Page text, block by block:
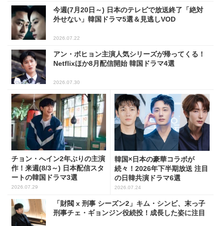
今週(7月20日～) 日本のテレビで放送終了「絶対
外せない」韓国ドラマ5選＆見逃しVOD
2026.07.22
アン・ボヒョン主演人気シリーズが帰ってくる！
Netflixほか8月配信開始 韓国ドラマ4選
2026.07.30
チョン・へイン2年ぶりの主演
作！来週(8/3～) 日本配信スタ
ートの韓国ドラマ3選
2026.07.29
韓国×日本の豪華コラボが
続々！2026年下半期放送 注目
の日韓共演ドラマ6選
2026.07.24
「財閥 x 刑事 シーズン2」キム・シンビ、末っ子
刑事チェ・ギョンジン役続投！成長した姿に注目